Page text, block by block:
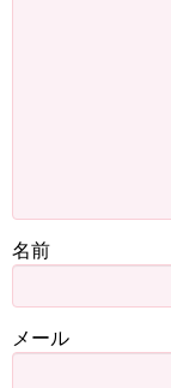
名前
メール